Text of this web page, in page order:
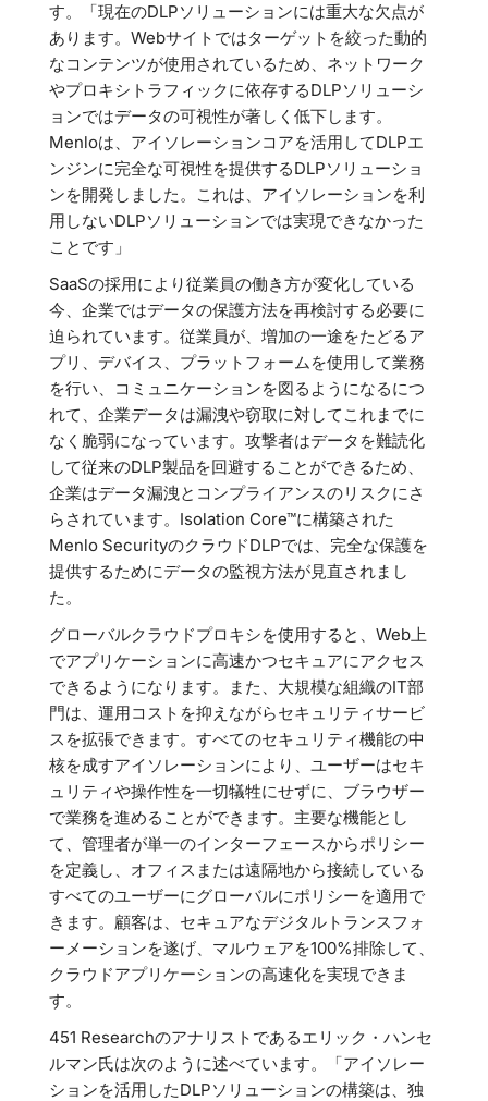
す。「現在のDLPソリューションには重大な欠点が
あります。Webサイトではターゲットを絞った動的
なコンテンツが使用されているため、ネットワーク
やプロキシトラフィックに依存するDLPソリューシ
ョンではデータの可視性が著しく低下します。
Menloは、アイソレーションコアを活用してDLPエ
ンジンに完全な可視性を提供するDLPソリューショ
ンを開発しました。これは、アイソレーションを利
用しないDLPソリューションでは実現できなかった
ことです」
SaaSの採用により従業員の働き方が変化している
今、企業ではデータの保護方法を再検討する必要に
迫られています。従業員が、増加の一途をたどるア
プリ、デバイス、プラットフォームを使用して業務
を行い、コミュニケーションを図るようになるにつ
れて、企業データは漏洩や窃取に対してこれまでに
なく脆弱になっています。攻撃者はデータを難読化
して従来のDLP製品を回避することができるため、
企業はデータ漏洩とコンプライアンスのリスクにさ
らされています。Isolation Core™に構築された
Menlo SecurityのクラウドDLPでは、完全な保護を
提供するためにデータの監視方法が見直されまし
た。
グローバルクラウドプロキシを使用すると、Web上
でアプリケーションに高速かつセキュアにアクセス
できるようになります。また、大規模な組織のIT部
門は、運用コストを抑えながらセキュリティサービ
スを拡張できます。すべてのセキュリティ機能の中
核を成すアイソレーションにより、ユーザーはセキ
ュリティや操作性を一切犠牲にせずに、ブラウザー
で業務を進めることができます。主要な機能とし
て、管理者が単一のインターフェースからポリシー
を定義し、オフィスまたは遠隔地から接続している
すべてのユーザーにグローバルにポリシーを適用で
きます。顧客は、セキュアなデジタルトランスフォ
ーメーションを遂げ、マルウェアを100%排除して、
クラウドアプリケーションの高速化を実現できま
す。
451 Researchのアナリストであるエリック・ハンセ
ルマン氏は次のように述べています。「アイソレー
ションを活用したDLPソリューションの構築は、独